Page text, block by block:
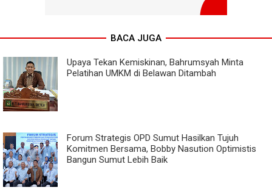
BACA JUGA
Upaya Tekan Kemiskinan, Bahrumsyah Minta
Pelatihan UMKM di Belawan Ditambah
Forum Strategis OPD Sumut Hasilkan Tujuh
Komitmen Bersama, Bobby Nasution Optimistis
Bangun Sumut Lebih Baik